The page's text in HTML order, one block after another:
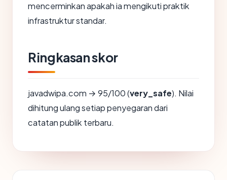
mencerminkan apakah ia mengikuti praktik
infrastruktur standar.
Ringkasan skor
javadwipa.com → 95/100 (very_safe). Nilai
dihitung ulang setiap penyegaran dari
catatan publik terbaru.